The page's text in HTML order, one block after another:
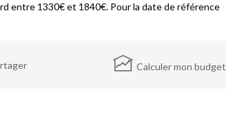
entre 1330€ et 1840€. Pour la date de référence
Calculer mon budget